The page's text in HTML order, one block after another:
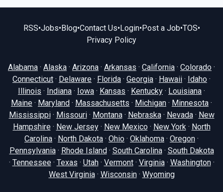
RSS•Jobs• Blog•Contact Us• Login• Post a Job•TOS•
Privacy Policy
Alabama · Alaska · Arizona · Arkansas · California · Colorado ·
Connecticut · Delaware · Florida · Georgia · Hawaii · Idaho ·
Illinois · Indiana · Iowa · Kansas · Kentucky · Louisiana ·
Maine · Maryland · Massachusetts · Michigan · Minnesota ·
Mississippi· Missouri· Montana· Nebraska· Nevada· New
Hampshire· New Jersey· New Mexico· New York · North
Carolina · North Dakota · Ohio · Oklahoma · Oregon ·
Pennsylvania· Rhode Island· South Carolina· South Dakota
· Tennessee· Texas · Utah· Vermont· Virginia· Washington·
West Virginia· Wisconsin· Wyoming